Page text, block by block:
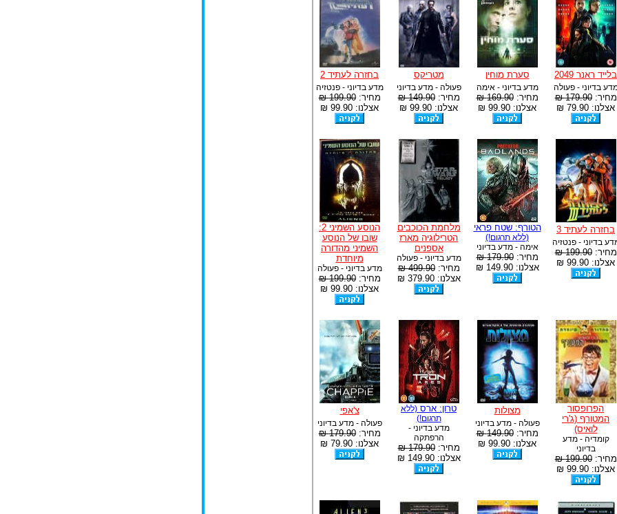
בלייד ראנר 2049
בדיוני - פעולה
מחיר:179.90 ₪
אצלנו: 79.90 ₪
סערת מוחין
מדע בדיוני - אימה
מחיר:169.90 ₪
אצלנו: 99.90 ₪
מטריקס
פעולה - מדע בדיוני
מחיר:149.90 ₪
אצלנו: 99.90 ₪
בחזרה לעתיד 2
מדע בדיוני - פנטזיה
מחיר:199.90 ₪
אצלנו: 99.90 ₪
בחזרה לעתיד 3
בדיוני - פנטזיה
מחיר:199.90 ₪
אצלנו: 99.90 ₪
הטורף: שטח פראי
(ללא תרגום!)
אימה - מדע בדיוני
מחיר:179.90 ₪
אצלנו: 149.90 ₪
מלחמת הכוכבים
הטרילוגיה מארז
אספנים
מדע בדיוני - פעולה
מחיר:499.90 ₪
אצלנו: 379.90 ₪
הנוסע השמיני 2:
שובו של הנוסע
השמיני מהדורה
מיוחדת
מדע בדיוני - פעולה
מחיר:199.90 ₪
אצלנו: 99.90 ₪
הפרופסור
המטורף (ג'רי
לואיס)
קומדיה - מדע
בדיוני
מחיר:199.90 ₪
אצלנו: 99.90 ₪
מצולות
פעולה - מדע בדיוני
מחיר:149.90 ₪
אצלנו: 99.90 ₪
טרון: ארס (ללא
תרגום!)
מדע בדיוני -
הרפתקה
מחיר:179.90 ₪
אצלנו: 149.90 ₪
צ'אפי
פעולה - מדע בדיוני
מחיר:179.90 ₪
אצלנו: 79.90 ₪